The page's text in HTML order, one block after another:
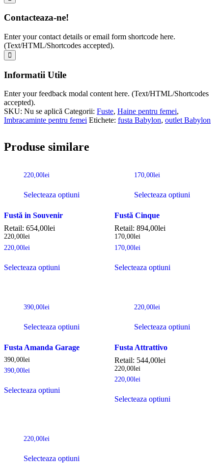
Contacteaza-ne!
Enter your contact details or email form shortcode here.
(Text/HTML/Shortcodes accepted).
Informatii Utile
Enter your feedback modal content here. (Text/HTML/Shortcodes
accepted).
SKU: Nu se aplică Categorii: Fuste, Haine pentru femei,
Imbracaminte pentru femei Etichete: fusta Babylon, outlet Babylon
Produse similare
220,00lei
Selecteaza optiuni
Fustă in Souvenir
Retail: 654,00lei
220,00lei
220,00lei
Selecteaza optiuni
170,00lei
Selecteaza optiuni
Fustă Cinque
Retail: 894,00lei
170,00lei
170,00lei
Selecteaza optiuni
390,00lei
Selecteaza optiuni
Fusta Amanda Garage
390,00lei
390,00lei
Selecteaza optiuni
220,00lei
Selecteaza optiuni
Fusta Attrattivo
Retail: 544,00lei
220,00lei
220,00lei
Selecteaza optiuni
220,00lei
Selecteaza optiuni